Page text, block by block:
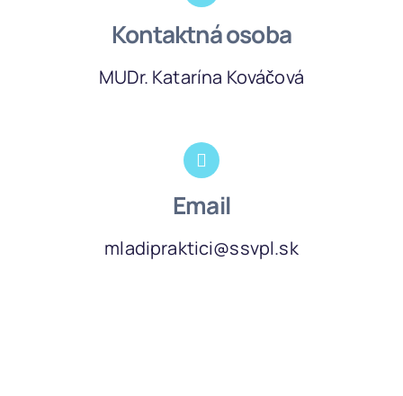
Kontaktná osoba
MUDr. Katarína Kováčová
Email
mladipraktici@ssvpl.sk